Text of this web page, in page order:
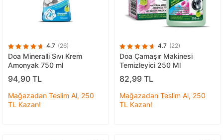
4.7 (26)
Doa Mineralli Sıvı Krem
Amonyak 750 ml
94,90 TL
Mağazadan Teslim Al, 250
TL Kazan!
4.7 (22)
Doa Çamaşır Makinesi
Temizleyici 250 Ml
82,99 TL
Mağazadan Teslim Al, 250
TL Kazan!